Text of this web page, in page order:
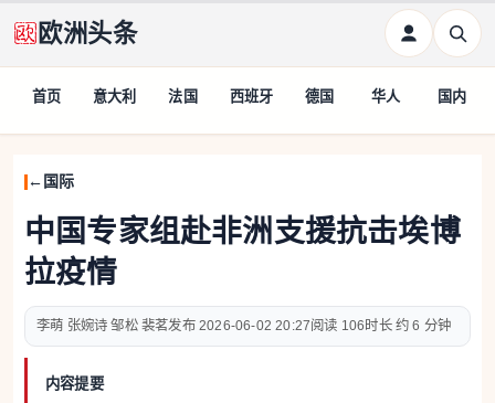
欧洲头条
首页 意大利 法国 西班牙 德国 华人 国内
国际
中国专家组赴非洲支援抗击埃博
拉疫情
李萌 张婉诗 邹松 裴茗 2026-06-02 20:27 106 约 6 分钟
内容提要